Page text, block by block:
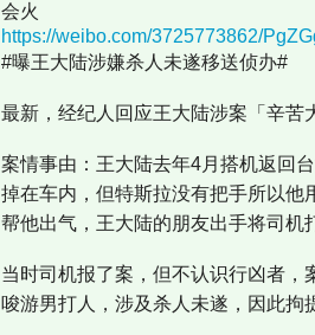
会火
https://weibo.com/3725773862/
#曝王大陆涉嫌杀人未遂移送侦办#
最新，经纪人回应王大陆涉案「辛苦
案情事由：王大陆去年4月搭机返回
掉在车内，但特斯拉没有把手所以
帮他出气，王大陆的朋友出手将司机
当时司机报了案，但不认识行凶者
唆游男打人，涉及杀人未遂，因此拘